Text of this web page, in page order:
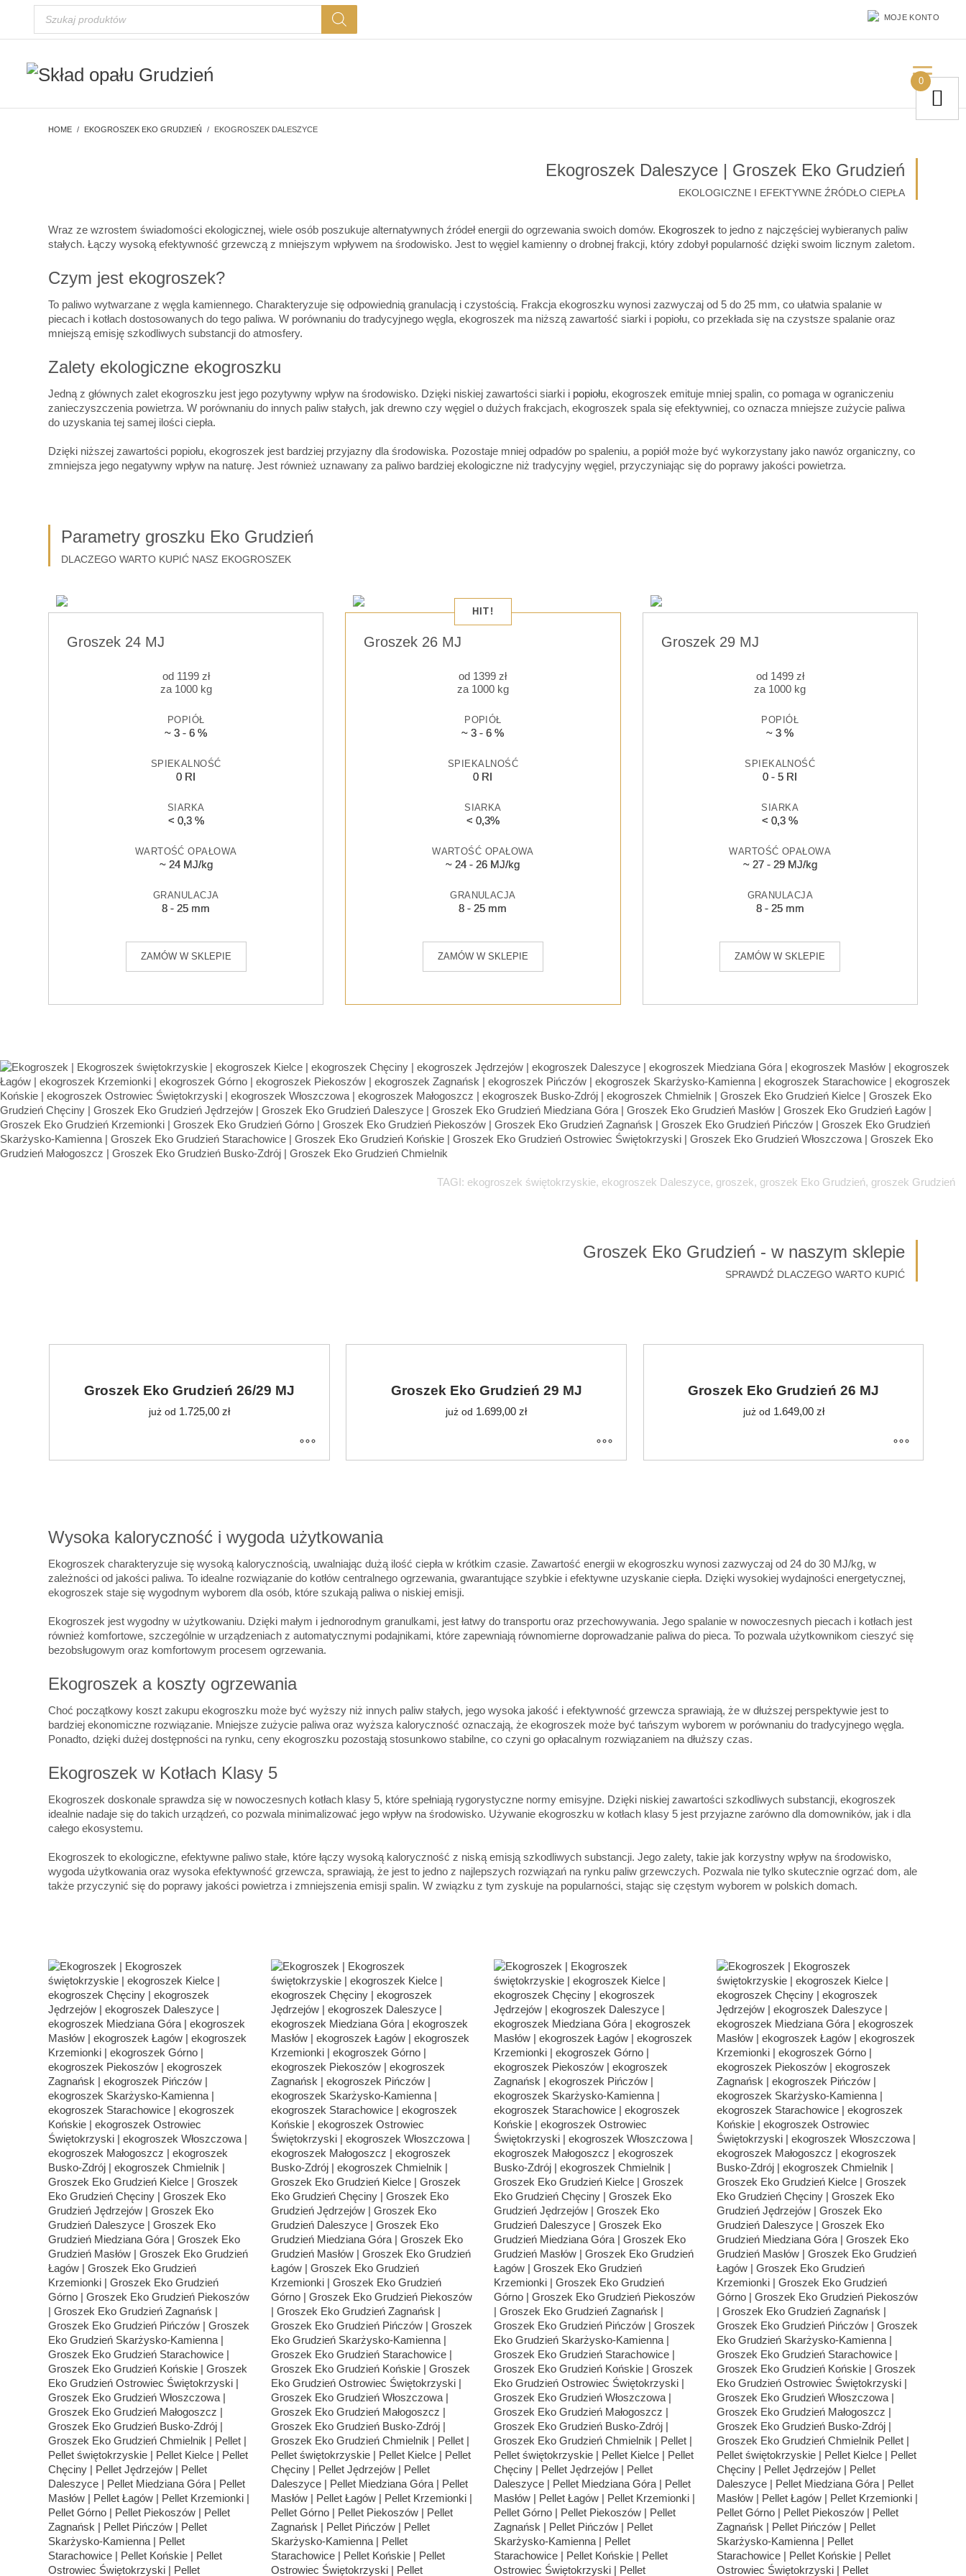
MOJE KONTO
HOME EKOGROSZEK EKO GRUDZIEŃ EKOGROSZEK DALESZYCE
Ekogroszek Daleszyce | Groszek Eko Grudzień
EKOLOGICZNE I EFEKTYWNE ŹRÓDŁO CIEPŁA
Wraz ze wzrostem świadomości ekologicznej, wiele osób poszukuje alternatywnych źródeł energii do ogrzewania swoich domów. Ekogroszek to jedno z najczęściej wybieranych paliw
stałych. Łączy wysoką efektywność grzewczą z mniejszym wpływem na środowisko. Jest to węgiel kamienny o drobnej frakcji, który zdobył popularność dzięki swoim licznym zaletom.
Czym jest ekogroszek?
To paliwo wytwarzane z węgla kamiennego. Charakteryzuje się odpowiednią granulacją i czystością. Frakcja ekogroszku wynosi zazwyczaj od 5 do 25 mm, co ułatwia spalanie w
piecach i kotłach dostosowanych do tego paliwa. W porównaniu do tradycyjnego węgla, ekogroszek ma niższą zawartość siarki i popiołu, co przekłada się na czystsze spalanie oraz
mniejszą emisję szkodliwych substancji do atmosfery.
Zalety ekologiczne ekogroszku
Jedną z głównych zalet ekogroszku jest jego pozytywny wpływ na środowisko. Dzięki niskiej zawartości siarki i popiołu, ekogroszek emituje mniej spalin, co pomaga w ograniczeniu
zanieczyszczenia powietrza. W porównaniu do innych paliw stałych, jak drewno czy węgiel o dużych frakcjach, ekogroszek spala się efektywniej, co oznacza mniejsze zużycie paliwa
do uzyskania tej samej ilości ciepła.
Dzięki niższej zawartości popiołu, ekogroszek jest bardziej przyjazny dla środowiska. Pozostaje mniej odpadów po spaleniu, a popiół może być wykorzystany jako nawóz organiczny, co
zmniejsza jego negatywny wpływ na naturę. Jest również uznawany za paliwo bardziej ekologiczne niż tradycyjny węgiel, przyczyniając się do poprawy jakości powietrza.
Parametry groszku Eko Grudzień
DLACZEGO WARTO KUPIĆ NASZ EKOGROSZEK
Groszek 24 MJ
od1199 zł
za 1000 kg
POPIÓŁ
~ 3 - 6 %
SPIEKALNOŚĆ
0 RI
SIARKA
< 0,3 %
WARTOŚĆ OPAŁOWA
~ 24 MJ/kg
GRANULACJA
8 - 25 mm
ZAMÓW W SKLEPIE
HIT!
Groszek 26 MJ
od 1399zł
za 1000 kg
POPIÓŁ
~ 3 - 6 %
SPIEKALNOŚĆ
0 RI
SIARKA
< 0,3%
WARTOŚĆ OPAŁOWA
~ 24 - 26 MJ/kg
GRANULACJA
8 - 25 mm
ZAMÓW W SKLEPIE
Groszek 29 MJ
od1499 zł
za 1000 kg
POPIÓŁ
~ 3 %
SPIEKALNOŚĆ
0 - 5 RI
SIARKA
< 0,3 %
WARTOŚĆ OPAŁOWA
~ 27 - 29 MJ/kg
GRANULACJA
8 - 25 mm
ZAMÓW W SKLEPIE
TAGI: ekogroszek świętokrzyskie, ekogroszek Daleszyce, groszek, groszek Eko Grudzień, groszek Grudzień
Groszek Eko Grudzień - w naszym sklepie
SPRAWDŹ DLACZEGO WARTO KUPIĆ
Groszek Eko Grudzień 26/29 MJ
już od 1.725,00 zł
Groszek Eko Grudzień 29 MJ
już od 1.699,00zł
Groszek Eko Grudzień 26 MJ
już od 1.649,00 zł
Wysoka kaloryczność i wygoda użytkowania
Ekogroszek charakteryzuje się wysoką kalorycznością, uwalniając dużą ilość ciepła w krótkim czasie. Zawartość energii w ekogroszku wynosi zazwyczaj od 24 do 30 MJ/kg, w
zależności od jakości paliwa. To idealne rozwiązanie do kotłów centralnego ogrzewania, gwarantujące szybkie i efektywne uzyskanie ciepła. Dzięki wysokiej wydajności energetycznej,
ekogroszek staje się wygodnym wyborem dla osób, które szukają paliwa o niskiej emisji.
Ekogroszek jest wygodny w użytkowaniu. Dzięki małym i jednorodnym granulkami, jest łatwy do transportu oraz przechowywania. Jego spalanie w nowoczesnych piecach i kotłach jest
również komfortowe, szczególnie w urządzeniach z automatycznymi podajnikami, które zapewniają równomierne doprowadzanie paliwa do pieca. To pozwala użytkownikom cieszyć się
bezobsługowym oraz komfortowym procesem ogrzewania.
Ekogroszek a koszty ogrzewania
Choć początkowy koszt zakupu ekogroszku może być wyższy niż innych paliw stałych, jego wysoka jakość i efektywność grzewcza sprawiają, że w dłuższej perspektywie jest to
bardziej ekonomiczne rozwiązanie. Mniejsze zużycie paliwa oraz wyższa kaloryczność oznaczają, że ekogroszek może być tańszym wyborem w porównaniu do tradycyjnego węgla.
Ponadto, dzięki dużej dostępności na rynku, ceny ekogroszku pozostają stosunkowo stabilne, co czyni go opłacalnym rozwiązaniem na dłuższy czas.
Ekogroszek w Kotłach Klasy 5
Ekogroszek doskonale sprawdza się w nowoczesnych kotłach klasy 5, które spełniają rygorystyczne normy emisyjne. Dzięki niskiej zawartości szkodliwych substancji, ekogroszek
idealnie nadaje się do takich urządzeń, co pozwala minimalizować jego wpływ na środowisko. Używanie ekogroszku w kotłach klasy 5 jest przyjazne zarówno dla domowników, jak i dla
całego ekosystemu.
Ekogroszek to ekologiczne, efektywne paliwo stałe, które łączy wysoką kaloryczność z niską emisją szkodliwych substancji. Jego zalety, takie jak korzystny wpływ na środowisko,
wygoda użytkowania oraz wysoka efektywność grzewcza, sprawiają, że jest to jedno z najlepszych rozwiązań na rynku paliw grzewczych. Pozwala nie tylko skutecznie ogrzać dom, ale
także przyczynić się do poprawy jakości powietrza i zmniejszenia emisji spalin. W związku z tym zyskuje na popularności, stając się częstym wyborem w polskich domach.
0